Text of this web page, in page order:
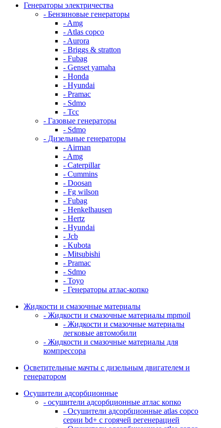
Генераторы электричества
- Бензиновые генераторы
- Amg
- Atlas copco
- Aurora
- Briggs & stratton
- Fubag
- Genset yamaha
- Honda
- Hyundai
- Pramac
- Sdmo
- Тсс
- Газовые генераторы
- Sdmo
- Дизельные генераторы
- Airman
- Amg
- Caterpillar
- Cummins
- Doosan
- Fg wilson
- Fubag
- Henkelhausen
- Hertz
- Hyundai
- Jcb
- Kubota
- Mitsubishi
- Pramac
- Sdmo
- Toyo
- Генераторы атлас-копко
Жидкости и смазочные материалы
- Жидкости и смазочные материалы mpmoil
- Жидкости и смазочные материалы
легковые автомобили
- Жидкости и смазочные материалы для
компрессора
Осветительные мачты с дизельным двигателем и
генератором
Осушители адсорбционные
- осушители адсорбционные атлас копко
- Осушители адсорбционные atlas copco
серии bd+ с горячей регенерацией